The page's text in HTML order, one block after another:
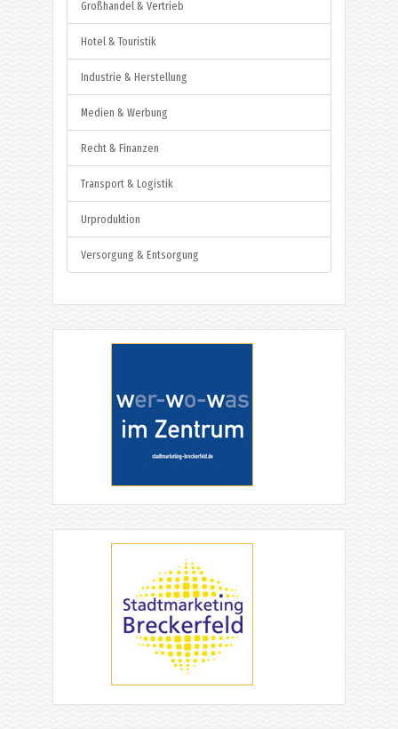
Großhandel & Vertrieb
Hotel & Touristik
Industrie & Herstellung
Medien & Werbung
Recht & Finanzen
Transport & Logistik
Urproduktion
Versorgung & Entsorgung